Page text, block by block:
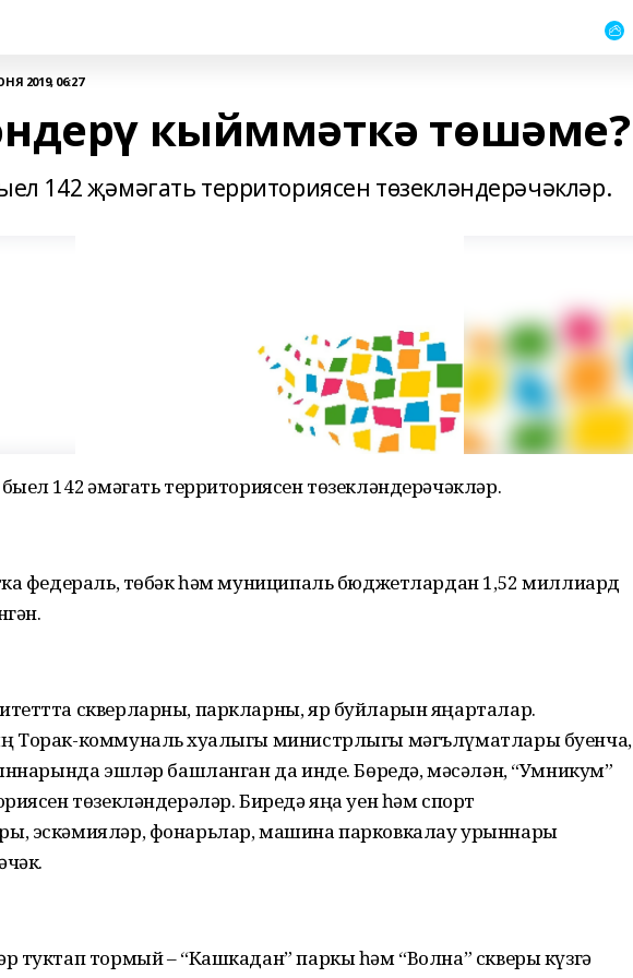
2019, 06:27
кыйммәткә төшәме?
142 җәмәгать территориясен төзекләндерәчәкләр.
142 җәмәгать территориясен төзекләндерәчәкләр.
федераль, төбәк һәм муниципаль бюджетлардан 1,52 миллиард
скверларны, паркларны, яр буйларын яңарталар.
Торак-коммуналь хуҗалыгы министрлыгы мәгълүматлары буенча,
эшләр башланган да инде. Бөредә, мәсәлән, “Умникум”
төзекләндерәләр. Биредә яңа уен һәм спорт
эскәмияләр, фонарьлар, машина парковкалау урыннары
туктап тормый – “Кашкадан” паркы һәм “Волна” скверы күзгә